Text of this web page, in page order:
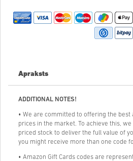
Apraksts
ADDITIONAL NOTES!
• We are committed to offering the best
prices in the market. To achieve this,
priced stock to deliver the full value of
you might receive more than one code
• Amazon Gift Cards codes are